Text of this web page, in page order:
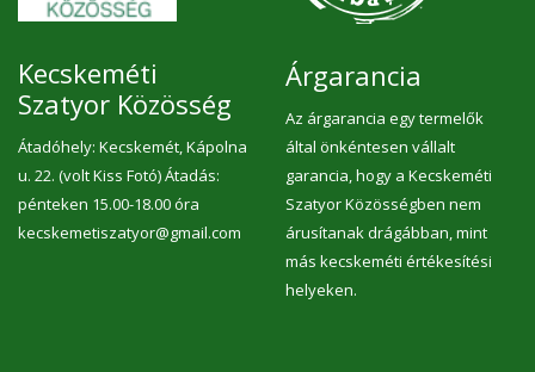
Kecskeméti
Szatyor Közösség
Átadóhely: Kecskemét, Kápolna
u. 22. (volt Kiss Fotó) Átadás:
pénteken 15.00-18.00 óra
kecskemetiszatyor@gmail.com
Árgarancia
Az árgarancia egy termelők
által önkéntesen vállalt
garancia, hogy a Kecskeméti
Szatyor Közösségben nem
árusítanak drágábban, mint
más kecskeméti értékesítési
helyeken.